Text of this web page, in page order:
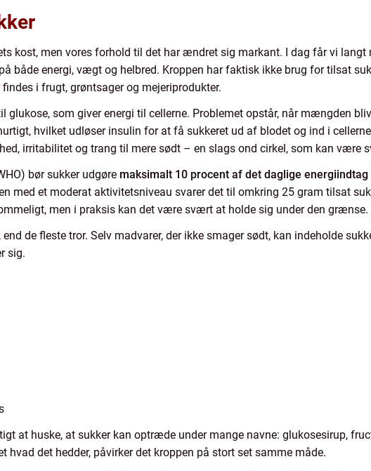
kost, men vores forhold til det har ændret sig markant. I dag får vi langt
både energi, vægt og helbred. Kroppen har faktisk ikke brug for tilsat
i frugt, grøntsager og mejeriprodukter.
glukose, som giver energi til cellerne. Problemet opstår, når mængden
hvilket udløser insulin for at få sukkeret ud af blodet og ind i
irritabilitet og trang til mere sødt – en slags ond cirkel, som kan være
bør sukker udgøre maksimalt 10 procent af det daglige energiindtag
med et moderat aktivitetsniveau svarer det til omkring 25 gram tilsat
men i praksis kan det være svært at holde sig under den grænse.
de fleste tror. Selv madvarer, der ikke smager sødt, kan indeholde
sig.
at huske, at sukker kan optræde under mange navne: glukosesirup,
hvad det hedder, påvirker det kroppen på stort set samme måde.